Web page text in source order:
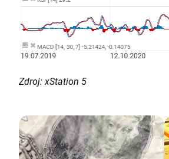
Zdroj: xStation 5